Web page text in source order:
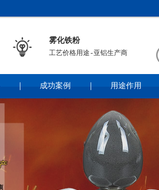
雾化铁粉
工艺价格用途-亚铝生产商
成功案例 用途作用